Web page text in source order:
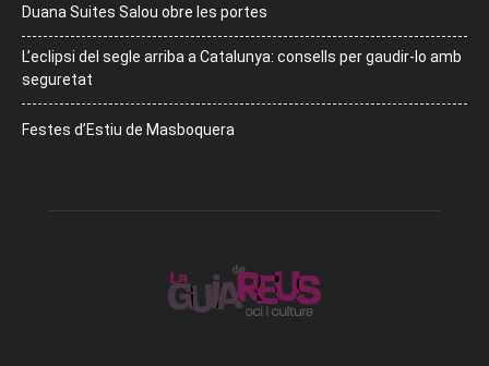
Duana Suites Salou obre les portes
L’eclipsi del segle arriba a Catalunya: consells per gaudir-lo amb
seguretat
Festes d’Estiu de Masboquera